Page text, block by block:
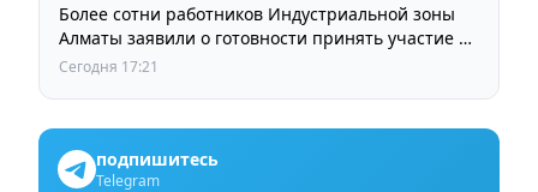
Более сотни работников Индустриальной зоны
Алматы заявили о готовности принять участие в
выборах членов Курылтая
Сегодня 17:21
подпишитесь
Telegram